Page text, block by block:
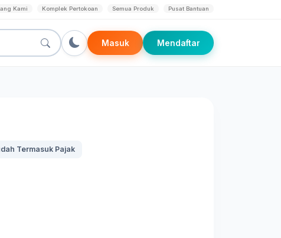
Kami Komplek Pertokoan Semua Produk Pusat Bantuan
Masuk Mendaftar
Termasuk Pajak